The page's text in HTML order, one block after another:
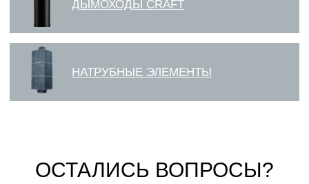
ОСТАЛИСЬ ВОПРОСЫ?